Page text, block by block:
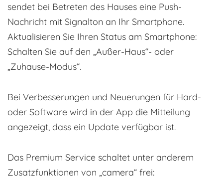
sendet bei Betreten des Hauses eine Push-
Nachricht mit Signalton an Ihr Smartphone.
Aktualisieren Sie Ihren Status am Smartphone:
Schalten Sie auf den „Außer-Haus“- oder
„Zuhause-Modus“.
Bei Verbesserungen und Neuerungen für Hard-
oder Software wird in der App die Mitteilung
angezeigt, dass ein Update verfügbar ist.
Das Premium Service schaltet unter anderem
Zusatzfunktionen von „camera“ frei: